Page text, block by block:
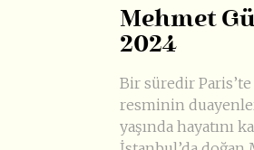
Mehmet
2024
Bir süredir
resminin
yaşında hayatını